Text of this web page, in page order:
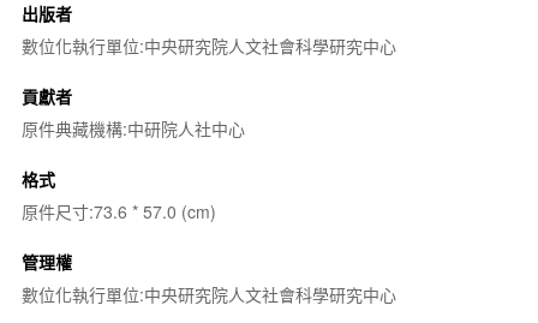
出版者
數位化執行單位:中央研究院人文社會科學研究中心
貢獻者
原件典藏機構:中研院人社中心
格式
原件尺寸:73.6 * 57.0 (cm)
管理權
數位化執行單位:中央研究院人文社會科學研究中心